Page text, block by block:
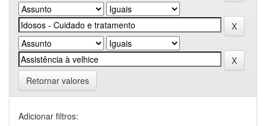
Retornar valores
Adicionar filtros: